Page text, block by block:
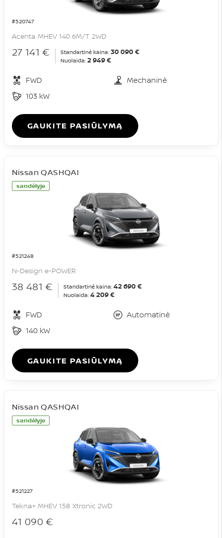
#520747
Acenta MHEV 140 6M/T 2WD
27 141 € Standartinė kaina: 30 090 €
Nuolaida: 2 949 €
FWD
Mechaninė
103 kW
GAUKITE PASIŪLYMĄ
sandėlyje
#521248
Nissan QASHQAI
N-Design e-POWER
38 481 € Standartinė kaina: 42 690 €
Nuolaida: 4 209 €
FWD
Automatinė
140 kW
GAUKITE PASIŪLYMĄ
sandėlyje
#521227
Nissan QASHQAI
Tekna+ MHEV 158 Xtronic 2WD
41 090 €